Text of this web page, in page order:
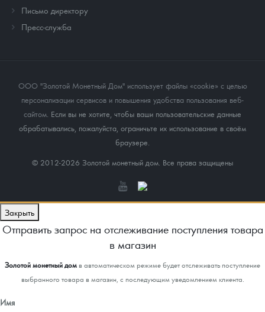
Письмо директору
Пресс-служба
ООО "Золотой Монетный Дом" использует файлы «cookie» с целью
персонализации сервисов и повышения удобства пользования веб-
сайтом. Если вы не хотите, чтобы ваши пользовательские данные
обрабатывались, пожалуйста, ограничьте их использование в своём
браузере.
© 2012-2026 Золотой монетный дом. Все права защищены
Закрыть
Отправить запрос на отслеживание поступления товара
в магазин
Золотой монетный домв автоматическом режиме будет отслеживать поступление
выбранного товара в магазин, с последующим уведомлением клиента.
Имя